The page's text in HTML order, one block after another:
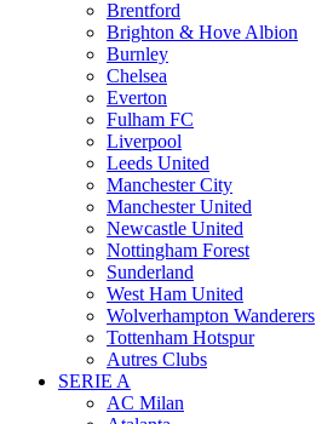
Brentford
Brighton & Hove Albion
Burnley
Chelsea
Everton
Fulham FC
Liverpool
Leeds United
Manchester City
Manchester United
Newcastle United
Nottingham Forest
Sunderland
West Ham United
Wolverhampton Wanderers
Tottenham Hotspur
Autres Clubs
SERIE A
AC Milan